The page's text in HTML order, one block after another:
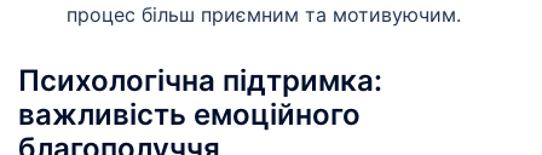
процес більш приємним та мотивуючим.
Психологічна підтримка:
важливість емоційного